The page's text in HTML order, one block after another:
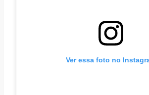
Ver essa foto no